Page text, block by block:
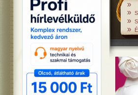
»
»
»
»